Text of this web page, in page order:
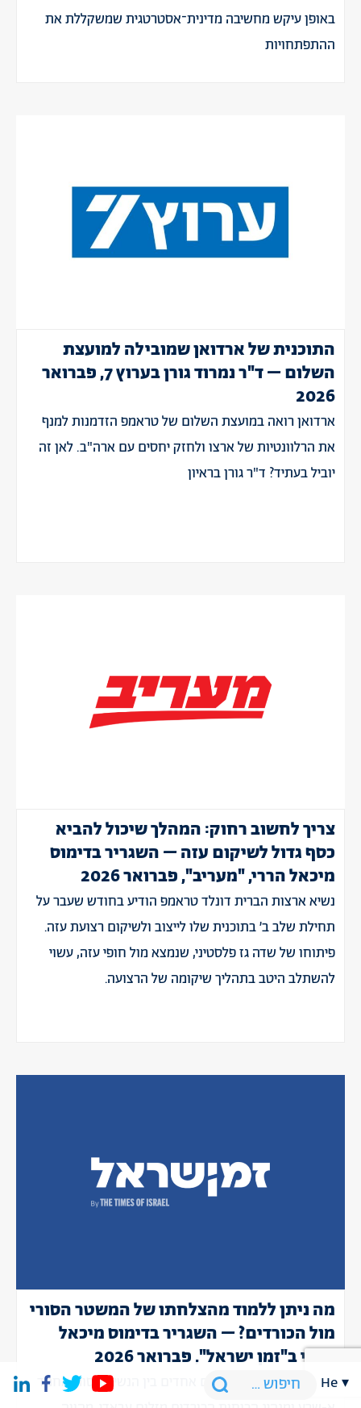
he
באופן עיקש מחשיבה מדינית־אסטרטגית שמשקללת את
ההתפתחויות
התוכנית של ארדואן שמובילה למועצת
השלום – ד"ר נמרוד גורן בערוץ 7, פברואר
2026
ארדואן רואה במועצת השלום של טראמפ הזדמנות למנף
את הרלוונטיות של ארצו ולחזק יחסים עם ארה"ב. לאן זה
יוביל בעתיד? ד"ר גורן בראיון
צריך לחשוב רחוק: המהלך שיכול להביא
כסף גדול לשיקום עזה – השגריר בדימוס
מיכאל הררי, "מעריב", פברואר 2026
נשיא ארצות הברית דונלד טראמפ הודיע בחודש שעבר על
תחילת שלב ב’ בתוכנית שלו לייצוב ולשיקום רצועת עזה.
פיתוחו של שדה גז פלסטיני, שנמצא מול חופי עזה, עשוי
להשתלב היטב בתהליך שיקומה של הרצועה.
מה ניתן ללמוד מהצלחתו של המשטר הסורי
מול הכורדים? – השגריר בדימוס מיכאל
הררי ב"זמן ישראל", פברואר 2026
ההסכם שנחתם לפני ימים אחדים בין הנשיא הסורי אחמד